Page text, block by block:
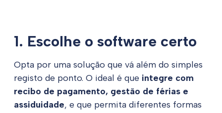
1. Escolhe o software certo
Opta por uma solução que vá além do simples
registo de ponto. O ideal é que integre com
recibo de pagamento, gestão de férias e
assiduidade, e que permita diferentes formas